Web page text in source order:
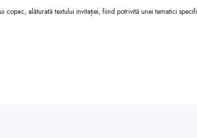
alăturată textului invitației, fiind potrivită unei tematici